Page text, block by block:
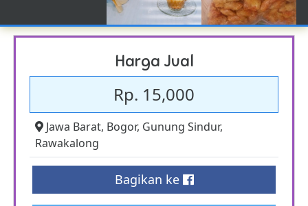
Harga Jual
Rp. 15,000
Jawa Barat, Bogor, Gunung Sindur,
Rawakalong
Bagikan ke